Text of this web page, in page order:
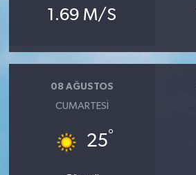
1.69 M/S
08 AĞUSTOS
CUMARTESI
25°